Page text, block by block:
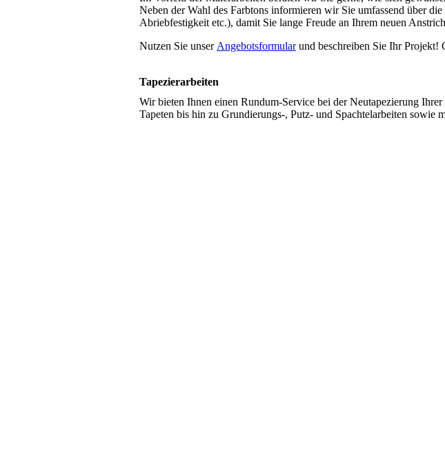
Neben der Wahl des Farbtons informieren wir Sie umfassend über
Abriebfestigkeit etc.), damit Sie lange Freude an Ihrem neuen
Nutzen Sie unser Angebotsformularund beschreiben Sie Ihr Projekt!
Tapezierarbeiten
Wir bieten Ihnen einen Rundum-Service bei der Neutapezierung
Tapeten bis hin zu Grundierungs-, Putz- und Spachtelarbeiten sowie